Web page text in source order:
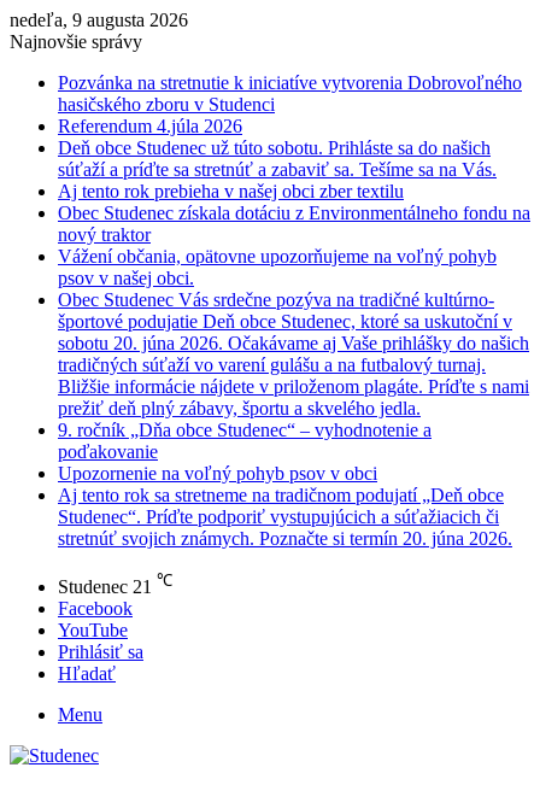
nedeľa, 9 augusta 2026
Najnovšie správy
Pozvánka na stretnutie k iniciatíve vytvorenia Dobrovoľného
hasičského zboru v Studenci
Referendum 4.júla 2026
Deň obce Studenec už túto sobotu. Prihláste sa do našich
súťaží a príďte sa stretnúť a zabaviť sa. Tešíme sa na Vás.
Aj tento rok prebieha v našej obci zber textilu
Obec Studenec získala dotáciu z Environmentálneho fondu na
nový traktor
Vážení občania, opätovne upozorňujeme na voľný pohyb
psov v našej obci.
Obec Studenec Vás srdečne pozýva na tradičné kultúrno-
športové podujatie Deň obce Studenec, ktoré sa uskutoční v
sobotu 20. júna 2026. Očakávame aj Vaše prihlášky do našich
tradičných súťaží vo varení gulášu a na futbalový turnaj.
Bližšie informácie nájdete v priloženom plagáte. Príďte s nami
prežiť deň plný zábavy, športu a skvelého jedla.
9. ročník „Dňa obce Studenec“ – vyhodnotenie a
poďakovanie
Upozornenie na voľný pohyb psov v obci
Aj tento rok sa stretneme na tradičnom podujatí „Deň obce
Studenec“. Príďte podporiť vystupujúcich a súťažiacich či
stretnúť svojich známych. Poznačte si termín 20. júna 2026.
Studenec 21 ℃
Facebook
YouTube
Prihlásiť sa
Hľadať
Menu